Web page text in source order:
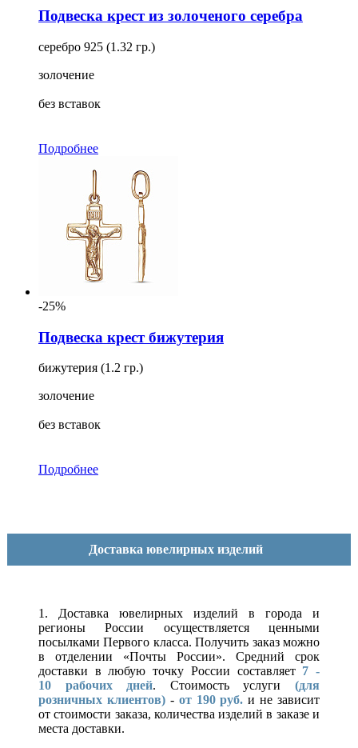
Подвеска крест из золоченого серебра
серебро 925 (1.32 гр.)
золочение
без вставок
Подробнее
-25%
Подвеска крест бижутерия
бижутерия (1.2 гр.)
золочение
без вставок
Подробнее
Доставка ювелирных изделий
1. Доставка ювелирных изделий в города и
регионы России осуществляется ценными
посылками Первого класса. Получить заказ можно
в отделении «Почты России». Средний срок
доставки в любую точку России составляет 7 -
10 рабочих дней. Стоимость услуги(для
розничных клиентов)- от 190 руб. и не зависит
от стоимости заказа, количества изделий в заказе и
места доставки.